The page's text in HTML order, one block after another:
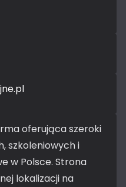
oferująca szeroki
szkoleniowych i
w Polsce. Strona
lokalizacji na